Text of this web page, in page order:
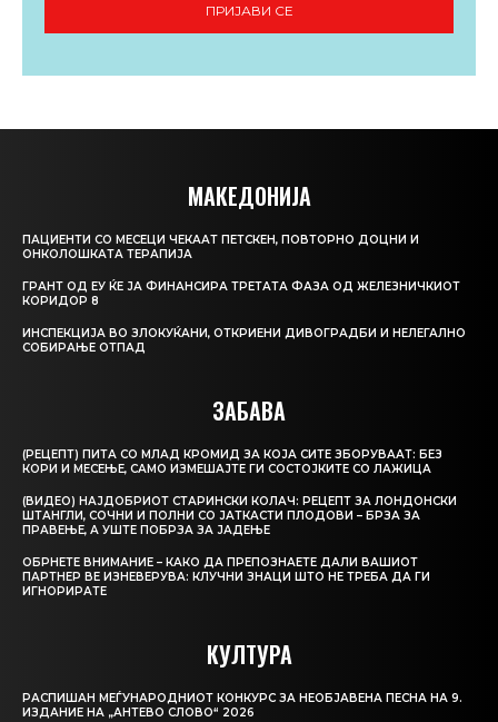
ПРИЈАВИ СЕ
МАКЕДОНИЈА
ПАЦИЕНТИ СО МЕСЕЦИ ЧЕКААТ ПЕТСКЕН, ПОВТОРНО ДОЦНИ И
ОНКОЛОШКАТА ТЕРАПИЈА
ГРАНТ ОД ЕУ ЌЕ ЈА ФИНАНСИРА ТРЕТАТА ФАЗА ОД ЖЕЛЕЗНИЧКИОТ
КОРИДОР 8
ИНСПЕКЦИЈА ВО ЗЛОКУЌАНИ, ОТКРИЕНИ ДИВОГРАДБИ И НЕЛЕГАЛНО
СОБИРАЊЕ ОТПАД
ЗАБАВА
(РЕЦЕПТ) ПИТА СО МЛАД КРОМИД ЗА КОЈА СИТЕ ЗБОРУВААТ: БЕЗ
КОРИ И МЕСЕЊЕ, САМО ИЗМЕШАЈТЕ ГИ СОСТОЈКИТЕ СО ЛАЖИЦА
(ВИДЕО) НАЈДОБРИОТ СТАРИНСКИ КОЛАЧ: РЕЦЕПТ ЗА ЛОНДОНСКИ
ШТАНГЛИ, СОЧНИ И ПОЛНИ СО ЈАТКАСТИ ПЛОДОВИ – БРЗА ЗА
ПРАВЕЊЕ, А УШТЕ ПОБРЗА ЗА ЈАДЕЊЕ
ОБРНЕТЕ ВНИМАНИЕ – КАКО ДА ПРЕПОЗНАЕТЕ ДАЛИ ВАШИОТ
ПАРТНЕР ВЕ ИЗНЕВЕРУВА: КЛУЧНИ ЗНАЦИ ШТО НЕ ТРЕБА ДА ГИ
ИГНОРИРАТЕ
КУЛТУРА
РАСПИШАН МЕЃУНАРОДНИОТ КОНКУРС ЗА НЕОБЈАВЕНА ПЕСНА НА 9.
ИЗДАНИЕ НА „АНТЕВО СЛОВО“ 2026